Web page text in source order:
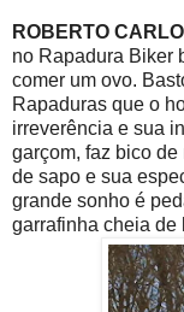
ROBERTO
no Rapadura Biker
comer um ovo.
Rapaduras que o
irreverência e sua
garçom, faz bico
de sapo e sua
grande sonho é
garrafinha cheia de